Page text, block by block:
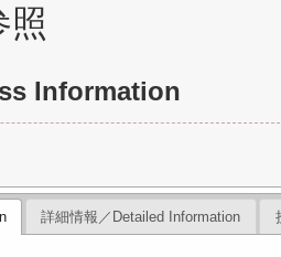
照
Information
詳細情報／Detailed Information